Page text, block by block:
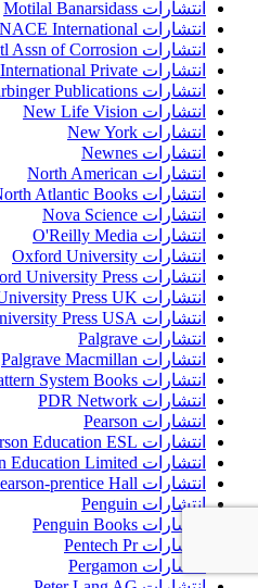
انتشارات Motilal Banarsidass
انتشارات NACE International
انتشارات Natl Assn of Corrosion
انتشارات New Age International Private
انتشارات New Harbinger Publications
انتشارات New Life Vision
انتشارات New York
انتشارات Newnes
انتشارات North American
انتشارات North Atlantic Books
انتشارات Nova Science
انتشارات O'Reilly Media
انتشارات Oxford University
انتشارات Oxford University Press
انتشارات Oxford University Press UK
انتشارات Oxford University Press USA
انتشارات Palgrave
انتشارات Palgrave Macmillan
انتشارات Pattern System Books
انتشارات PDR Network
انتشارات Pearson
انتشارات Pearson Education ESL
انتشارات Pearson Education Limited
انتشارات Pearson-prentice Hall
انتشارات Penguin
انتشارات Penguin Books
انتشارات Pentech Pr
انتشارات Pergamon